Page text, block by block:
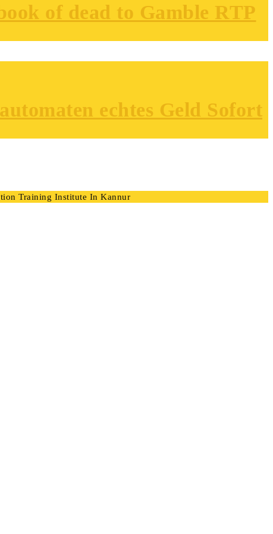
of dead to Gamble RTP
echtes Geld Sofort
Training Institute In Kannur